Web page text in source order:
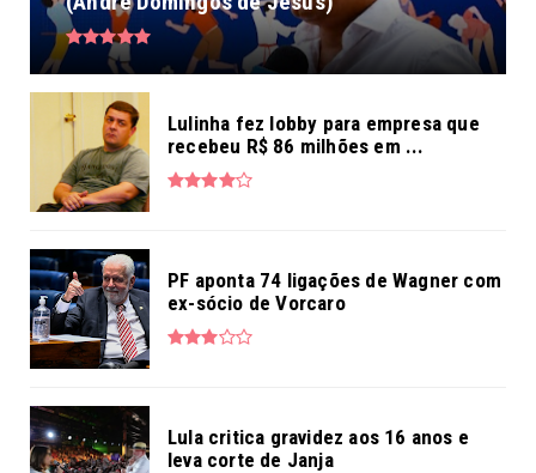
Lulinha fez lobby para empresa que
recebeu R$ 86 milhões em ...
PF aponta 74 ligações de Wagner com
ex-sócio de Vorcaro
Lula critica gravidez aos 16 anos e
leva corte de Janja